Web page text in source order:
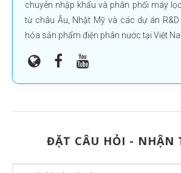
chuyên nhập khẩu và phân phối máy
từ châu Âu, Nhật Mỹ và các dự án
hóa sản phẩm điện phân nước tại Việt
ĐẶT CÂU HỎI - NHẬN